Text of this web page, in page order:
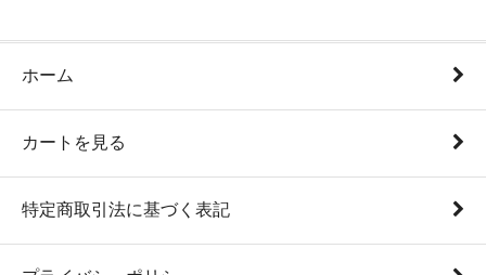
ホーム
カートを見る
特定商取引法に基づく表記